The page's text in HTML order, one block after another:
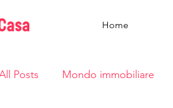
Home
Posts Mondo immobiliare